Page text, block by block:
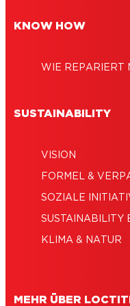
KNOW HOW
WIE REPARIERT
SUSTAINABILITY
VISION
FORMEL &
SOZIALE
SUSTAINABILITY
KLIMA & NATUR
MEHR ÜBER